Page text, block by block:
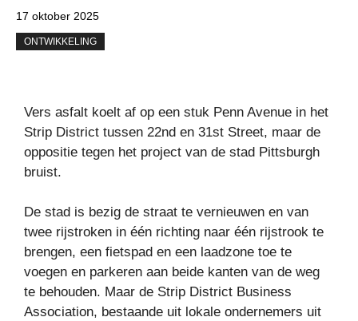
17 oktober 2025
ONTWIKKELING
Vers asfalt koelt af op een stuk Penn Avenue in het
Strip District tussen 22nd en 31st Street, maar de
oppositie tegen het project van de stad Pittsburgh
bruist.
De stad is bezig de straat te vernieuwen en van
twee rijstroken in één richting naar één rijstrook te
brengen, een fietspad en een laadzone toe te
voegen en parkeren aan beide kanten van de weg
te behouden. Maar de Strip District Business
Association, bestaande uit lokale ondernemers uit